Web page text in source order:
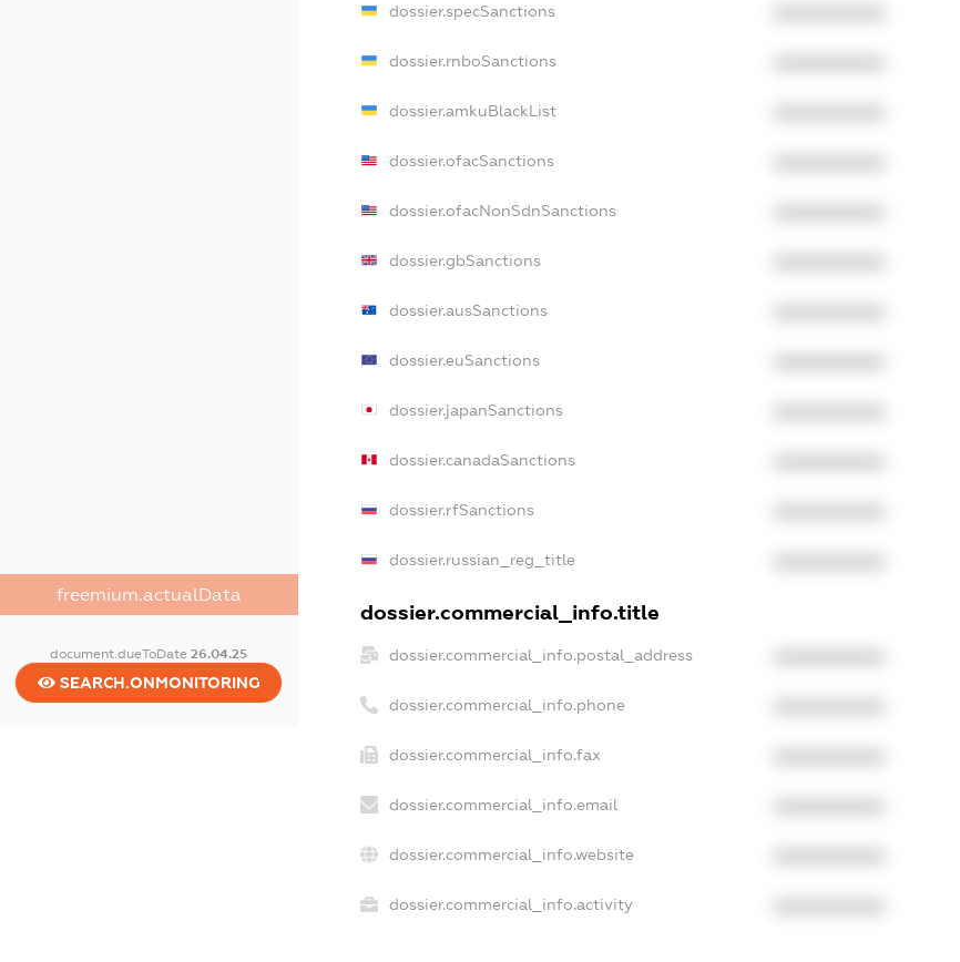
freemium.actualData
document.dueToDate26.04.25
SEARCH.ONMONITORING
dossier.specSanctions
dossier.rnboSanctions
dossier.amkuBlackList
dossier.ofacSanctions
dossier.ofacNonSdnSanctions
dossier.gbSanctions
dossier.ausSanctions
dossier.euSanctions
dossier.japanSanctions
dossier.canadaSanctions
dossier.rfSanctions
dossier.russian_reg_title
dossier.commercial_info.title
dossier.commercial_info.postal_address
dossier.commercial_info.phone
dossier.commercial_info.fax
dossier.commercial_info.email
dossier.commercial_info.website
dossier.commercial_info.activity